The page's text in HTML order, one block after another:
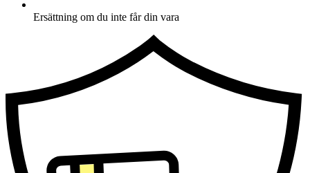
Ersättning om du inte får din vara